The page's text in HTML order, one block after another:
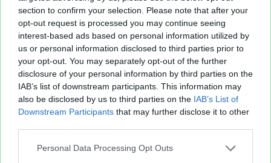
section to confirm your selection. Please note that after your
opt-out request is processed you may continue seeing
interest-based ads based on personal information utilized by
us or personal information disclosed to third parties prior to
your opt-out. You may separately opt-out of the further
disclosure of your personal information by third parties on the
IAB’s list of downstream participants. This information may
also be disclosed by us to third parties on the IAB’s List of
Downstream Participants that may further disclose it to other
Personal Data Processing Opt Outs